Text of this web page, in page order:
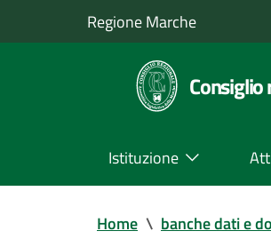
Regione Marche
Istituzione
Home \ banche dati e